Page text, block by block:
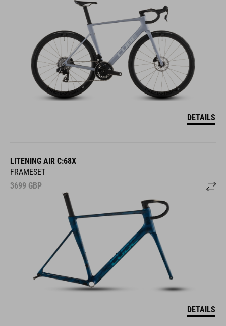
DETAILS
LITENING AIR C:68X
FRAMESET
3699 GBP
DETAILS